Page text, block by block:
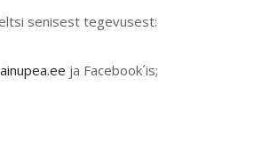
senisest tegevusest:
ja Facebook´is;